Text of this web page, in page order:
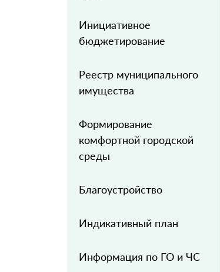
Инициативное
бюджетирование
Реестр муниципального
имущества
Формирование
комфортной городской
среды
Благоустройство
Индикативный план
Информация по ГО и ЧС